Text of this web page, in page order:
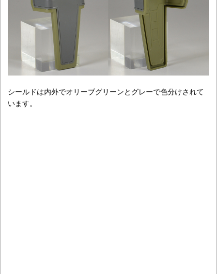
シールドは内外でオリーブグリーンとグレーで色分けされて
います。